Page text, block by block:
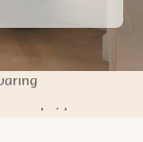
NL